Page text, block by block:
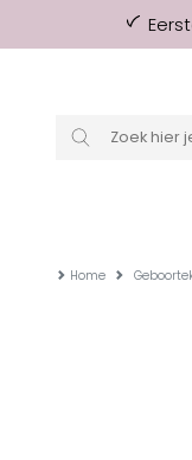
Home